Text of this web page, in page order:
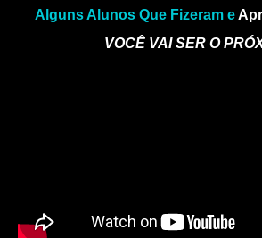
Alguns Alunos Que Fizeram e
VOCÊ VAI SER O